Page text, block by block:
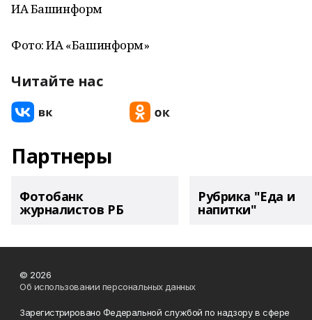
ИА Башинформ
Фото: ИА «Башинформ»
Читайте нас
Партнеры
Фотобанк
журналистов РБ
Рубрика "Еда и
напитки"
© 2026
Об использовании персональных данных
Зарегистрировано Федеральной службой по надзору в сфере